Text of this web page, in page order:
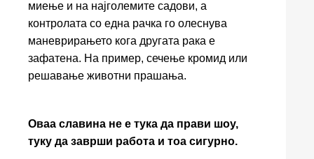
миење и на најголемите садови, а
контролата со една рачка го олеснува
маневрирањето кога другата рака е
зафатена. На пример, сечење кромид или
решавање животни прашања.
Оваа славина не е тука да прави шоу,
туку да заврши работа и тоа сигурно.